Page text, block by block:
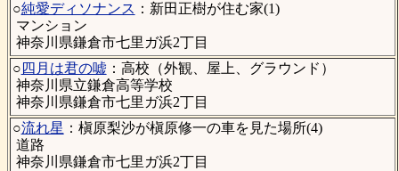
○純愛ディソナンス ：新田正樹が住む家(1)
マンション
神奈川県鎌倉市七里ガ浜2丁目
○ 四月は君の嘘 ：高校（外観、屋上、グラウンド）
神奈川県立鎌倉高等学校
神奈川県鎌倉市七里ガ浜2丁目
○流れ星 ：槇原梨沙が槇原修一の車を見た場所(4)
道路
神奈川県鎌倉市七里ガ浜2丁目